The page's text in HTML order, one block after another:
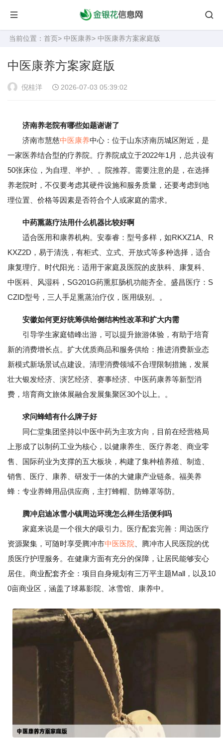
当前位置： 首页> 中医康养> 中医康养方案家庭版
中医康养方案家庭版
倪桂洋 2026-07-03 05:39:02
济南养老院有哪些如题谢谢了
济南市慧慈中医康养中心：位于山东济南历城区附近，是
一家医养结合型的疗养院。疗养院成立于2022年1月，总共设有
50张床位，为自理、半护、。院推荐。需要注意的是，在选择
养老院时，不仅要考虑其硬件设施和服务质量，还要考虑到地
理位置、价格等因素是否符合个人或家庭的需求。
中药熏蒸疗法用什么机器比较好啊
适合医用和康养机构。安泰睿：型号多样，如RKXZ1A、R
KXZ2D，易于清洗，有柜式、立式、开放式等多种选择，适合
康复理疗。时代阳光：适用于家庭及医院的皮肤科、康复科、
中医科、风湿科，SG201G药熏肛肠机功能齐全。盛昌医疗：S
CZID型号，三人手足熏蒸治疗仪，医用级别。。
安徽如何更好统筹供给侧结构性改革和扩大内需
引导学生家庭错峰出游，可以提升旅游体验，有助于培育
新的消费增长点。扩大优质商品和服务供给：推进消费新业态
新模式新场景试点建设。清理消费领域不合理限制措施，发展
壮大银发经济、演艺经济、赛事经济、中医药康养等新型消
费，培育商文旅体展融合发展集聚区30个以上。。
求问蜂蜡有什么牌子好
同仁堂集团坚持以中医中药为主攻方向，目前在经营格局
上形成了以制药工业为核心，以健康养生、医疗养老、商业零
售、国际药业为支撑的五大板块，构建了集种植养殖、制造、
销售、医疗、康养、研发于一体的大健康产业链条。福美养
蜂：专业养蜂用品供应商，主打蜂帽、防蜂罩等防。
腾冲启迪冰雪小镇周边环境怎么样生活便利吗
家庭来说是一个很大的吸引力。医疗配套完善：周边医疗
资源聚集，可随时享受腾冲市中医医院 、腾冲市人民医院的优
质医疗护理服务。在健康方面有充分的保障，让居民能够安心
居住。商业配套齐全：项目自身规划有三万平主题Mall，以及10
0亩商业区，涵盖了球幕影院、冰雪馆、康养中。